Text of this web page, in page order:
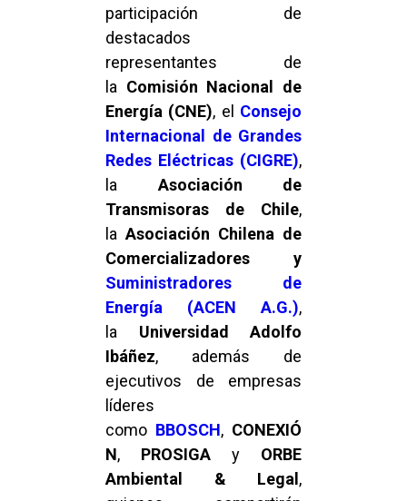
participación de
destacados
representantes de
la Comisión Nacional de
Energía (CNE), el Consejo
Internacional de Grandes
Redes Eléctricas (CIGRE),
la Asociación de
Transmisoras de Chile,
la Asociación Chilena de
Comercializadores y
Suministradores de
Energía (ACEN A.G.),
la Universidad Adolfo
Ibáñez, además de
ejecutivos de empresas
líderes
como BBOSCH, CONEXIÓ
N, PROSIGA y ORBE
Ambiental & Legal ,